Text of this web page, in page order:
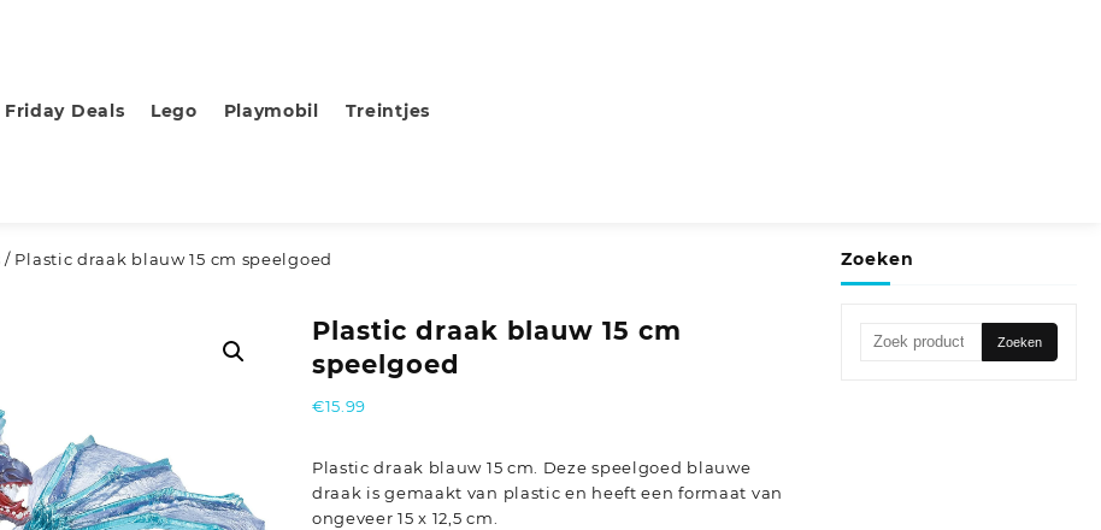
Friday Deals Lego Playmobil Treintjes
/ Plastic draak blauw 15 cm speelgoed
Plastic draak blauw 15 cm
speelgoed
€15.99
Plastic draak blauw 15 cm. Deze speelgoed blauwe
draak is gemaakt van plastic en heeft een formaat van
ongeveer 15 x 12,5 cm.
Zoeken
Zoeken
Zoeken